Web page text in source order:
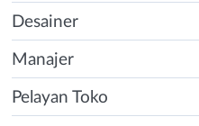
Desainer
Manajer
Pelayan Toko